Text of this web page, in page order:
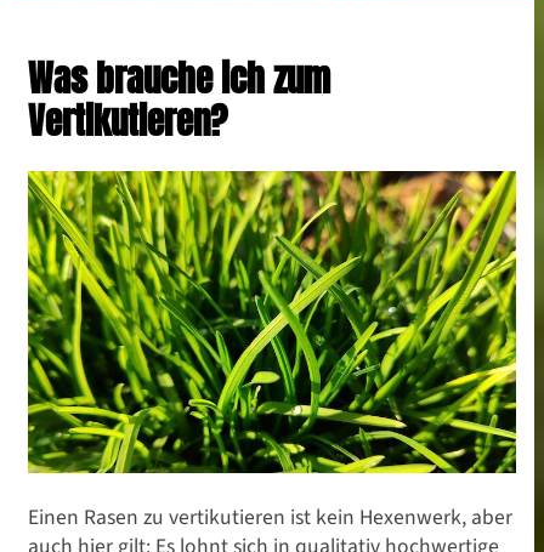
Was brauche ich zum
Vertikutieren?
Einen Rasen zu vertikutieren ist kein Hexenwerk, aber